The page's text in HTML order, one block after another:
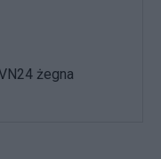
żegna